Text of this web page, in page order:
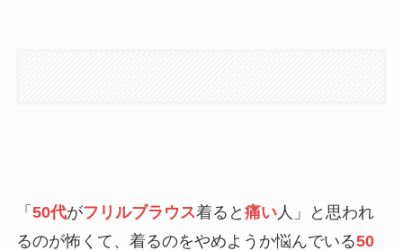
「 50代がフリルブラウス着ると 痛い人」と思われ
るのが怖くて、着るのをやめようか悩んでいる50